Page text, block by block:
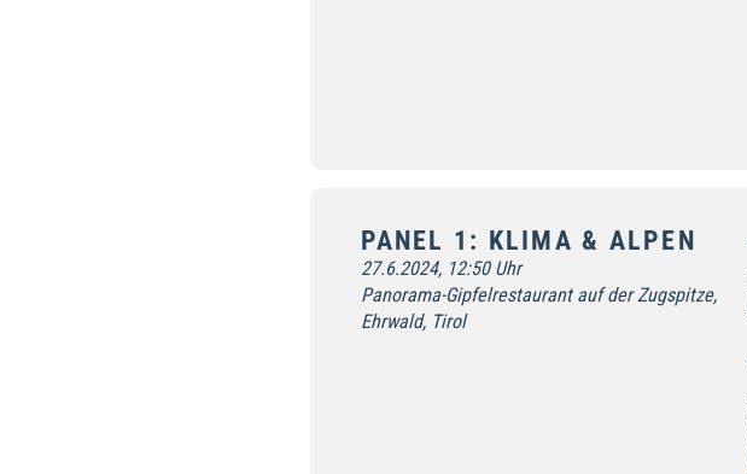
PANEL 1: KLIMA & ALPEN
27.6.2024, 12:50 Uhr
Panorama-Gipfelrestaurant auf der Zugspitze,
Ehrwald, Tirol